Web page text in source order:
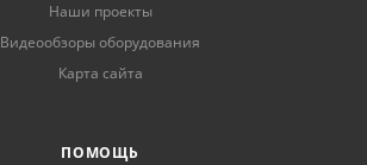
Наши проекты
Видеообзоры оборудования
Карта сайта
ПОМОЩЬ